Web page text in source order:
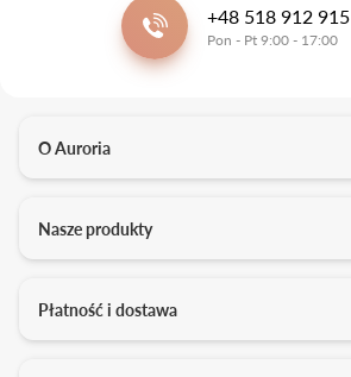
+48 518 912 915
Pon - Pt 9:00 - 17:00
O Auroria
Kontakt
Kariera
Nasze produkty
Obrączki ślubne
Płatność i dostawa